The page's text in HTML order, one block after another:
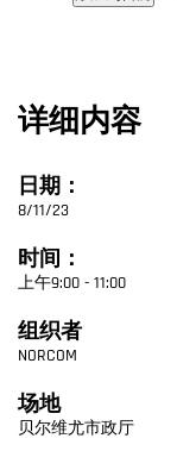
详细内容
日期：
8/11/23
时间：
上午9:00 - 11:00
组织者
NORCOM
场地
贝尔维尤市政厅